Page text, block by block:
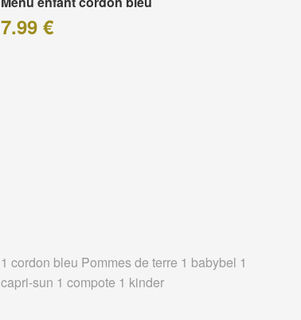
7.99 €
1 cordon bleu Pommes de terre 1 babybel 1
capri-sun 1 compote 1 kinder